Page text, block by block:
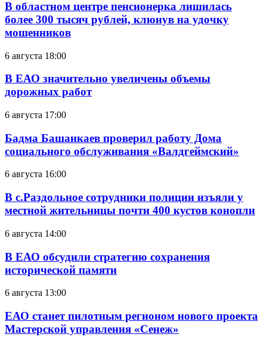
В областном центре пенсионерка лишилась
более 300 тысяч рублей, клюнув на удочку
мошенников
6 августа 18:00
В ЕАО значительно увеличены объемы
дорожных работ
6 августа 17:00
Бадма Башанкаев проверил работу Дома
социального обслуживания «Валдгеймский»
6 августа 16:00
В с.Раздольное сотрудники полиции изъяли у
местной жительницы почти 400 кустов конопли
6 августа 14:00
В ЕАО обсудили стратегию сохранения
исторической памяти
6 августа 13:00
ЕАО станет пилотным регионом нового проекта
Мастерской управления «Сенеж»